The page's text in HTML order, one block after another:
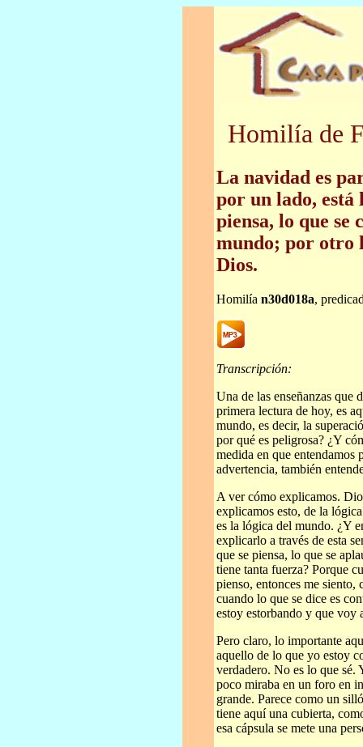
Homilía de
La navidad es
por un lado, está
piensa, lo que se
mundo; por otro
Dios.
Homilía n30d018a,
Transcripción:
Una de las enseñanzas que
primera lectura de hoy, es
mundo, es decir, la
por qué es peligrosa? ¿Y
medida en que entendamos
advertencia, también
A ver cómo explicamos.
explicamos esto, de la
es la lógica del mundo. ¿Y
explicarlo a través de esta
que se piensa, lo que se
tiene tanta fuerza? Porque
pienso, entonces me siento,
cuando lo que se dice es
estoy estorbando y que voy
Pero claro, lo importante
aquello de lo que yo estoy
verdadero. No es lo que sé.
poco miraba en un foro en
grande. Parece como un
tiene aquí una cubierta,
esa cápsula se mete una